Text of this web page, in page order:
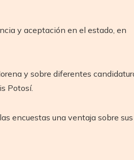
y aceptación en el estado, en
y sobre diferentes
Potosí.
encuestas una ventaja sobre